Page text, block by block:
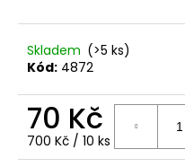
Skladem (>5 ks)
Kód: 4872
70 Kč
Měrná
cena:
700 Kč / 10 ks
MOAI
VELIKONOČNÍ
100CM
PATINA
DB
9